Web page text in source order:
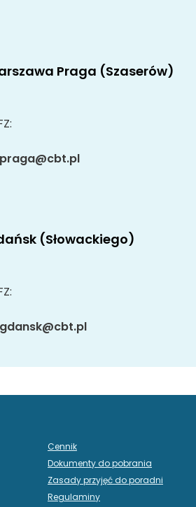
Praga (Szaserów)
(Słowackiego)
Cennik
Dokumenty do pobrania
Zasady przyjęć do poradni
Regulaminy